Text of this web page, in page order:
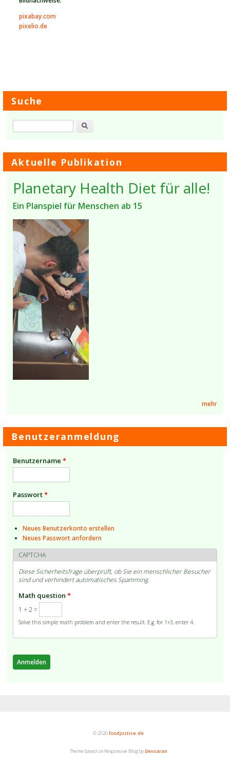
pixabay.com
pixelio.de
Suche
Suche
Aktuelle Publikation
Planetary Health Diet für alle!
Ein Planspiel für Menschen ab 15
mehr
Benutzeranmeldung
Benutzername*
Passwort*
Neues Benutzerkonto erstellen
Neues Passwort anfordern
CAPTCHA
Diese Sicherheitsfrage überprüft, ob Sie ein menschlicher Besucher
sind und verhindert automatisches Spamming.
Math question*
1 + 2 =
Solve this simple math problem and enter the result. E.g. for 1+3, enter 4.
© 2026foodjustice.de
Theme based on Responsive Blog byDevsaran